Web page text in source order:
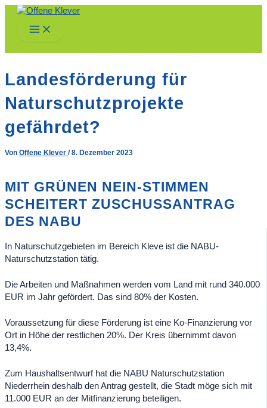
Zum
springen
Main
Menu
Landesförderung für
Naturschutzprojekte
gefährdet?
Von Offene Klever /8. Dezember 2023
MIT GRÜNEN NEIN-STIMMEN
SCHEITERT ZUSCHUSSANTRAG
DES NABU
In Naturschutzgebieten im Bereich Kleve ist die NABU-
Naturschutzstation tätig.
Die Arbeiten und Maßnahmen werden vom Land mit rund 340.000
EUR im Jahr gefördert. Das sind 80% der Kosten.
Voraussetzung für diese Förderung ist eine Ko-Finanzierung vor
Ort in Höhe der restlichen 20%. Der Kreis übernimmt davon
13,4%.
Zum Haushaltsentwurf hat die NABU Naturschutzstation
Niederrhein deshalb den Antrag gestellt, die Stadt möge sich mit
11.000 EUR an der Mitfinanzierung beteiligen.